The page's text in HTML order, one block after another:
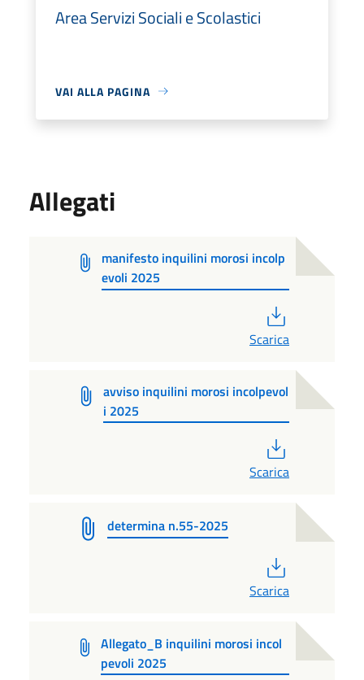
Area Servizi Sociali e Scolastici
VAI ALLA PAGINA
Allegati
manifesto inquilini morosi incolp
evoli 2025
Scarica
avviso inquilini morosi incolpevol
i 2025
Scarica
determina n.55-2025
Scarica
Allegato_B inquilini morosi incol
pevoli 2025